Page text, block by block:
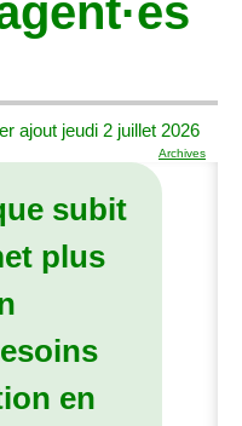
·es
ajout jeudi 2 juillet 2026
Archives
subit
plus
en